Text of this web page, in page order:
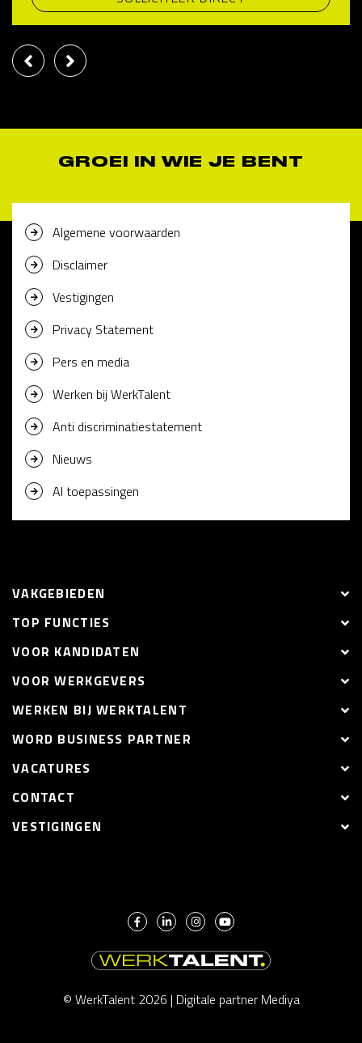
GROEI IN WIE JE BENT
Algemene voorwaarden
Disclaimer
Vestigingen
Privacy Statement
Pers en media
Werken bij WerkTalent
Anti discriminatiestatement
Nieuws
AI toepassingen
VAKGEBIEDEN
TOP FUNCTIES
VOOR KANDIDATEN
VOOR WERKGEVERS
WERKEN BIJ WERKTALENT
WORD BUSINESS PARTNER
VACATURES
CONTACT
VESTIGINGEN
© WerkTalent 2026 | Digitale partner Mediya